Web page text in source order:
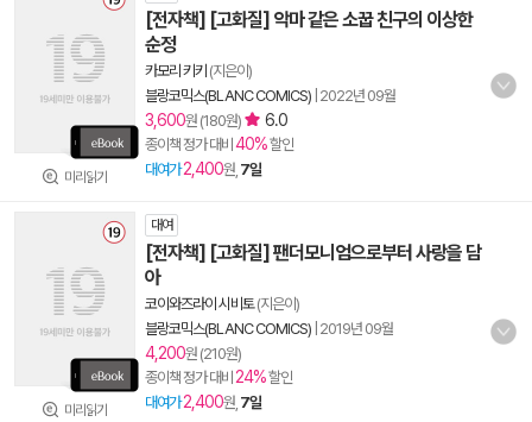
미리읽기
[전자책] [고화질] 악마 같은 소꿉 친구의 이상한
순정
카모리 키키 (지은이)
블랑코믹스(BLANC COMICS) 2022년 09월
3,600원 (180원) 6.0
종이책 정가 대비 40%할인
대여가 2,400원, 7일
미리읽기
대여
[전자책] [고화질] 팬더모니엄으로부터 사랑을 담
아
코이와즈라이 시비토(지은이)
블랑코믹스(BLANC COMICS) 2019년 09월
4,200원 (210원)
종이책 정가 대비 24%할인
대여가 2,400원, 7일